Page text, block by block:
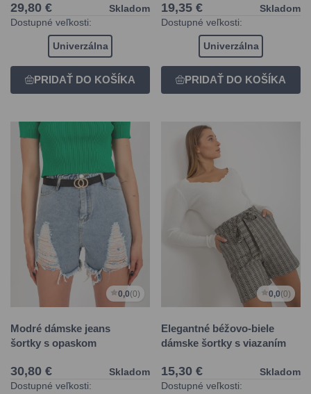
29,80 €
Skladom
Dostupné veľkosti:
Univerzálna
19,35 €
Skladom
Dostupné veľkosti:
Univerzálna
0,0(0)
Modré dámske jeans
šortky s opaskom
30,80 €
Skladom
Dostupné veľkosti:
0,0(0)
Elegantné béžovo-biele
dámske šortky s viazaním
15,30 €
Skladom
Dostupné veľkosti: